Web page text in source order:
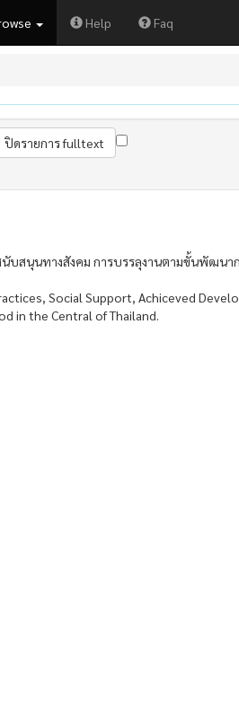
Help Faq
บสนุนทางสังคม การบรรลุงานตามขั้นพัฒนา
Social Support, Achiceved
in the Central of Thailand.